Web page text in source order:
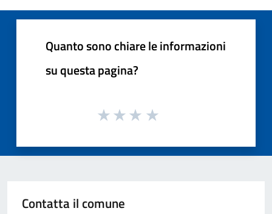
Quanto sono chiare le informazioni
su questa pagina?
Contatta il comune